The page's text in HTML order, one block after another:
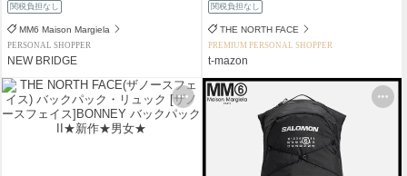
関税負担なし
MM6 Maison Margiela
PERSONAL SHOPPER
NEW BRIDGE
関税負担なし
THE NORTH FACE
PREMIUM PERSONAL SHOPPER
t-mazon